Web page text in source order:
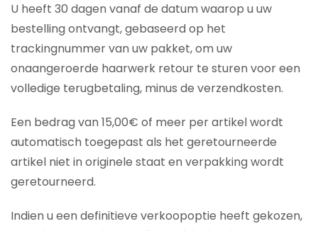
U heeft 30 dagen vanaf de datum waarop u uw
bestelling ontvangt, gebaseerd op het
trackingnummer van uw pakket, om uw
onaangeroerde haarwerk retour te sturen voor een
volledige terugbetaling, minus de verzendkosten.
Een bedrag van 15,00€ of meer per artikel wordt
automatisch toegepast als het geretourneerde
artikel niet in originele staat en verpakking wordt
geretourneerd.
Indien u een definitieve verkoopoptie heeft gekozen,